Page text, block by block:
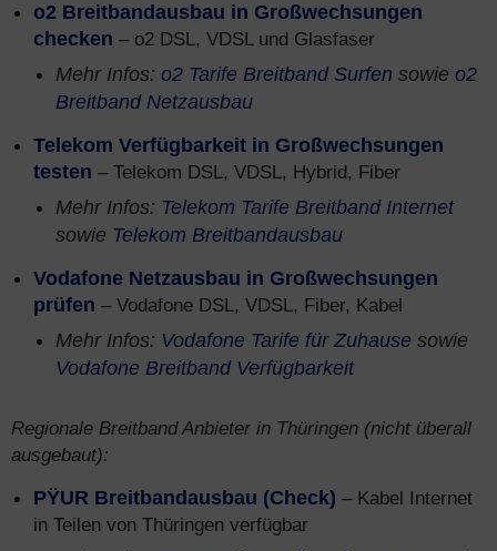
o2 Breitbandausbau in Großwechsungen
checken – o2 DSL, VDSL und Glasfaser
Mehr Infos: o2 Tarife Breitband Surfen sowie o2
Breitband Netzausbau
Telekom Verfügbarkeit in Großwechsungen
testen – Telekom DSL, VDSL, Hybrid, Fiber
Mehr Infos: Telekom Tarife Breitband Internet
sowie Telekom Breitbandausbau
Vodafone Netzausbau in Großwechsungen
prüfen – Vodafone DSL, VDSL, Fiber, Kabel
Mehr Infos: Vodafone Tarife für Zuhause sowie
Vodafone Breitband Verfügbarkeit
Regionale Breitband Anbieter in Thüringen (nicht überall
ausgebaut):
PŸUR Breitbandausbau (Check) – Kabel Internet
in Teilen von Thüringen verfügbar